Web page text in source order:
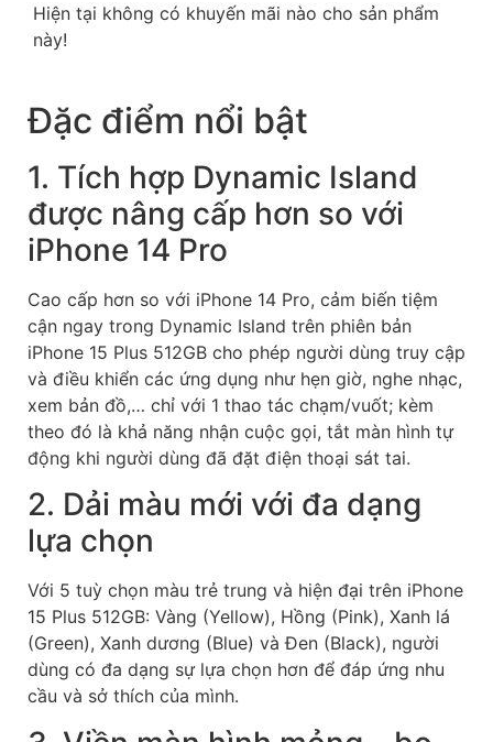
Hiện tại không có khuyến mãi nào cho sản phẩm
này!
Đặc điểm nổi bật
1. Tích hợp Dynamic Island
được nâng cấp hơn so với
iPhone 14 Pro
Cao cấp hơn so với iPhone 14 Pro, cảm biến tiệm
cận ngay trong Dynamic Island trên phiên bản
iPhone 15 Plus 512GB cho phép người dùng truy cập
và điều khiển các ứng dụng như hẹn giờ, nghe nhạc,
xem bản đồ,… chỉ với 1 thao tác chạm/vuốt; kèm
theo đó là khả năng nhận cuộc gọi, tắt màn hình tự
động khi người dùng đã đặt điện thoại sát tai.
2. Dải màu mới với đa dạng
lựa chọn
Với 5 tuỳ chọn màu trẻ trung và hiện đại trên iPhone
15 Plus 512GB: Vàng (Yellow), Hồng (Pink), Xanh lá
(Green), Xanh dương (Blue) và Đen (Black), người
dùng có đa dạng sự lựa chọn hơn để đáp ứng nhu
cầu và sở thích của mình.